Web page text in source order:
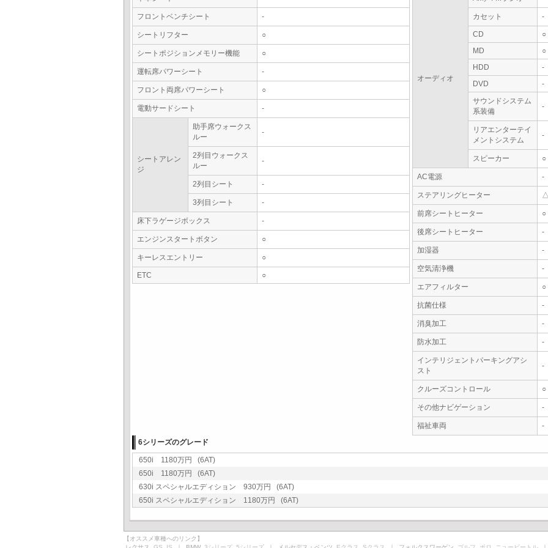
フロントベンチシート -
シートリフター ○
シートポジションメモリー機能 ○
運転席パワーシート -
フロント両席パワーシート ○
電動サードシート -
シートアレン
ジ
助手席ウォークス
ルー
-
2列目ウォークス
ルー
-
2列目シート -
3列目シート -
床下ラゲージボックス -
エンジンスタートボタン ○
キーレスエントリー ○
ETC ○
オーディオ
カセット -
CD
○
MD
○
HDD
-
DVD
-
サウンドシステム
系装備
-
リアエンターテイ
メントシステム
-
スピーカー ○
AC電源 -
ステアリングヒーター
前席シートヒーター ○
後席シートヒーター -
加湿器 -
空気清浄機 -
エアフィルター ○
抗菌仕様 -
消臭加工 -
防水加工 -
インテリジェントパーキングアシ
スト
-
クルーズコントロール ○
その他ナビゲーション -
福祉車両
-
6シリーズのグレード
650i 1180万円 (6AT)
650i 1180万円 (6AT)
630i スペシャルエディション 930万円 (6AT)
650i スペシャルエディション 1180万円 (6AT)
【オススメ車種へのリンク】